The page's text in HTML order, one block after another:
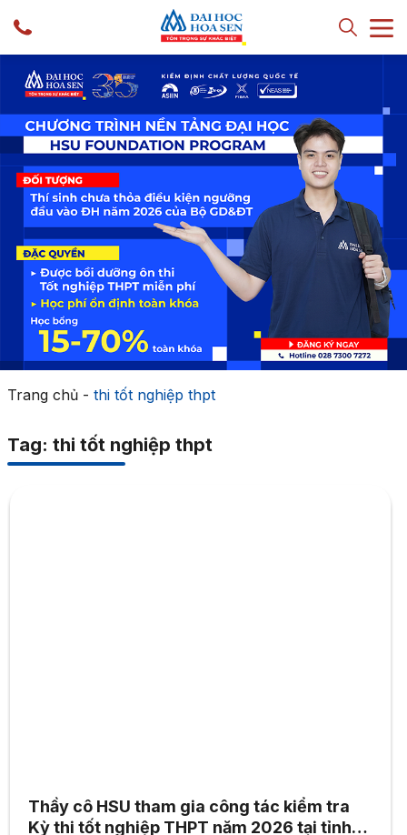
Trang chủ- thi tốt nghiệp thpt
Tag: thi tốt nghiệp thpt
Thầy cô HSU tham gia công tác kiểm tra
Kỳ thi tốt nghiệp THPT năm 2026 tại tỉnh